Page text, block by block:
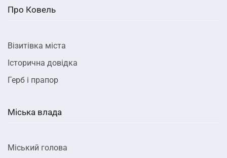
Про Ковель
Візитівка міста
Історична довідка
Герб і прапор
Міська влада
Міський голова